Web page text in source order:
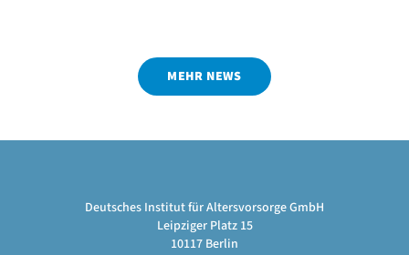
MEHR NEWS
Deutsches Institut für Altersvorsorge GmbH
Leipziger Platz 15
10117 Berlin